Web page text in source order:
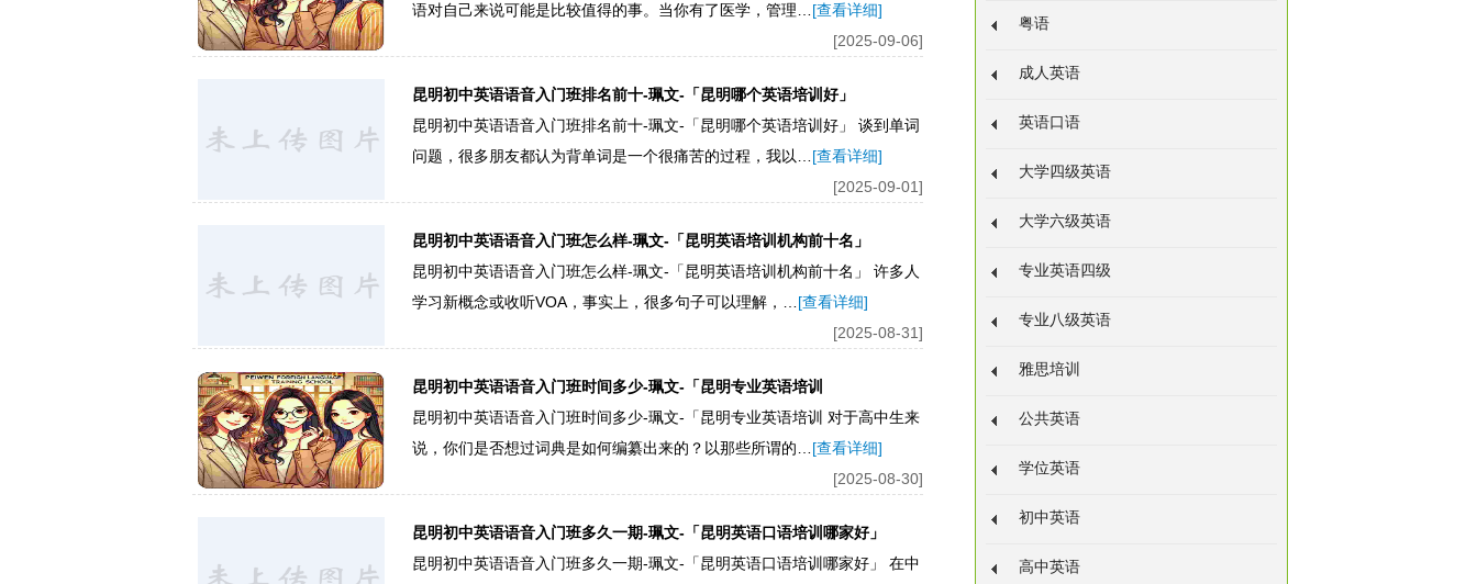
语对自己来说可能是比较值得的事。当你有了医学，管理… [查看详细]
[2025-09-06]
昆明初中英语语音入门班排名前十-珮文-「昆明哪个英语培训好」
昆明初中英语语音入门班排名前十-珮文-「昆明哪个英语培训好」 谈到单词
问题，很多朋友都认为背单词是一个很痛苦的过程，我以… [查看详细]
[2025-09-01]
昆明初中英语语音入门班怎么样-珮文-「昆明英语培训机构前十名」
昆明初中英语语音入门班怎么样-珮文-「昆明英语培训机构前十名」 许多人
学习新概念或收听VOA，事实上，很多句子可以理解，… [查看详细]
[2025-08-31]
昆明初中英语语音入门班时间多少-珮文-「昆明专业英语培训
昆明初中英语语音入门班时间多少-珮文-「昆明专业英语培训 对于高中生来
说，你们是否想过词典是如何编纂出来的？以那些所谓的… [查看详细]
[2025-08-30]
昆明初中英语语音入门班多久一期-珮文-「昆明英语口语培训哪家好」
昆明初中英语语音入门班多久一期-珮文-「昆明英语口语培训哪家好」 在中
粤语
成人英语
英语口语
大学四级英语
大学六级英语
专业英语四级
专业八级英语
雅思培训
公共英语
学位英语
初中英语
高中英语